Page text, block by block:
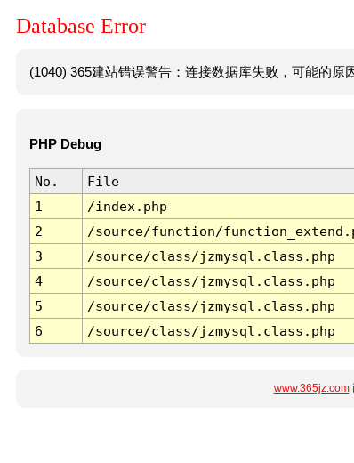
Database Error
(1040) 365建站错误警告：连接数据库失败，可能的原
PHP Debug
No. File
1
/index.php
2
/source/function/
3
/source/class/jzmysql.class.php
4
/source/class/jzmysql.class.php
5
/source/class/jzmysql.class.php
6
/source/class/jzmysql.class.php
www.365jz.com